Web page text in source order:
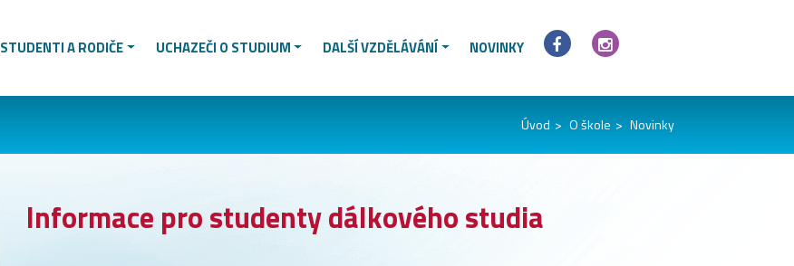
STUDENTI A RODIČE UCHAZEČI O STUDIUM DALŠÍ VZDĚLÁVÁNÍ NOVINKY
Úvod O škole Novinky
Informace pro studenty dálkového studia